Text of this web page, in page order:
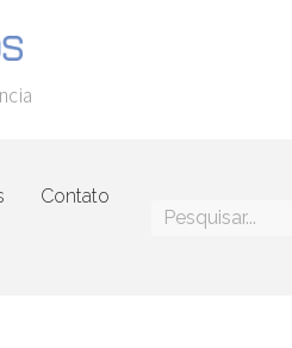
Contato